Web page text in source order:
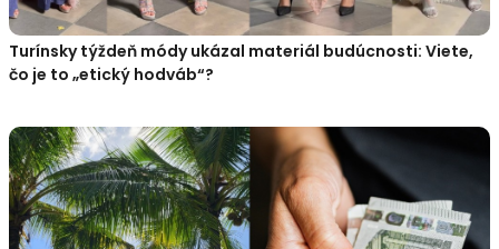
Turínsky týždeň módy ukázal materiál budúcnosti: Viete,
čo je to „etický hodváb“?